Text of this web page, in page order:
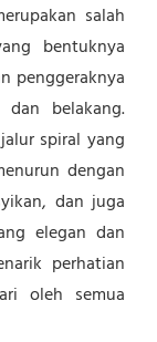
salah
bentuknya
penggeraknya
belakang.
spiral yang
dengan
dan juga
elegan dan
perhatian
oleh semua